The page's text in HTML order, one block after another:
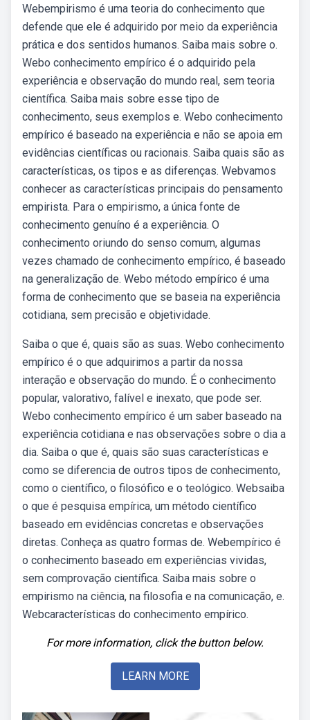
Webempirismo é uma teoria do conhecimento que
defende que ele é adquirido por meio da experiência
prática e dos sentidos humanos. Saiba mais sobre o.
Webo conhecimento empírico é o adquirido pela
experiência e observação do mundo real, sem teoria
científica. Saiba mais sobre esse tipo de
conhecimento, seus exemplos e. Webo conhecimento
empírico é baseado na experiência e não se apoia em
evidências científicas ou racionais. Saiba quais são as
características, os tipos e as diferenças. Webvamos
conhecer as características principais do pensamento
empirista. Para o empirismo, a única fonte de
conhecimento genuíno é a experiência. O
conhecimento oriundo do senso comum, algumas
vezes chamado de conhecimento empírico, é baseado
na generalização de. Webo método empírico é uma
forma de conhecimento que se baseia na experiência
cotidiana, sem precisão e objetividade.
Saiba o que é, quais são as suas. Webo conhecimento
empírico é o que adquirimos a partir da nossa
interação e observação do mundo. É o conhecimento
popular, valorativo, falível e inexato, que pode ser.
Webo conhecimento empírico é um saber baseado na
experiência cotidiana e nas observações sobre o dia a
dia. Saiba o que é, quais são suas características e
como se diferencia de outros tipos de conhecimento,
como o científico, o filosófico e o teológico. Websaiba
o que é pesquisa empírica, um método científico
baseado em evidências concretas e observações
diretas. Conheça as quatro formas de. Webempírico é
o conhecimento baseado em experiências vividas,
sem comprovação científica. Saiba mais sobre o
empirismo na ciência, na filosofia e na comunicação, e.
Webcaracterísticas do conhecimento empírico.
For more information, click the button below.
LEARN MORE